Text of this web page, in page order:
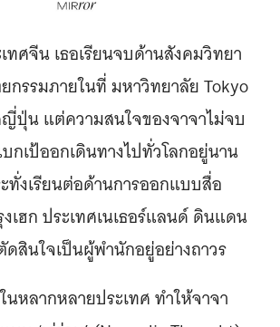
ทศจีน เธอเรียนจบด้านสังคมวิทยา
กรรมภายในที่ มหาวิทยาลัย Tokyo
ปุ่น แต่ความสนใจของจาจาไม่จบ
กเป้ออกเดินทางไปทั่วโลกอยู่นาน
ทั่งเรียนต่อด้านการออกแบบสื่อ
ฮก ประเทศเนเธอร์แลนด์ ดินแดน
สินใจเป็นผู้พำนักอยู่อย่างถาวร
นหลากหลายประเทศ ทำให้จาจา